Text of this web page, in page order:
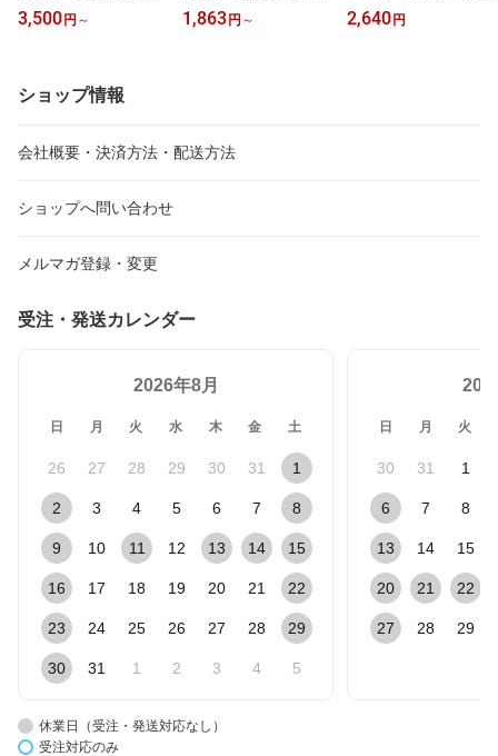
通改善 乳酸菌 サプリ 宿
便はがし 腸内洗浄 ビフ
玉菌 サプリメント 食物
繊維 ラフマ 睡眠 セロト
ンスwith乳酸菌ラフマα 3
0日分 機能性表示食品 天
3,500 円 ～
ロバイオティクス 善玉菌
乳酸菌 サプリ 便通改善
品 ボラケアバランスwith
乳酸菌 60粒 30日 天藤製
1,863 円 ～
第2類医薬品】ボラギノ
ールプレミアム 注入軟膏
2,640 円
ショップ情報
会社概要・決済方法・配送方法
ショップへ問い合わせ
メルマガ登録・変更
受注・発送カレンダー
2026年8月
日 月 火 水 木 金 土
26 27 28 29 30 31 1
2 3 4 5 6 7 8
9 10 11 12 13 14 15
16 17 18 19 20 21 22
23 24 25 26 27 28 29
30 31 1 2 3 4 5
日 月 火
30 31 1
6 7 8
13 14 15
20 21 22
27 28 29
休業日（受注・発送対応なし）
受注対応のみ